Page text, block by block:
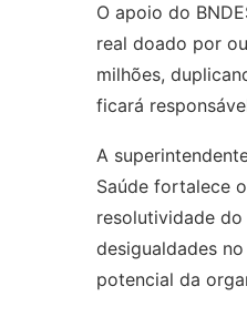
O apoio do
real doado por
milhões,
ficará
A
Saúde fortalece
resolutividade
desigualdades
potencial da